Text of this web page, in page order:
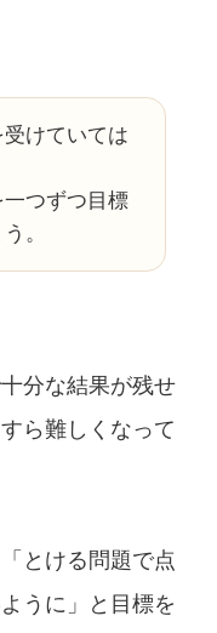
けていては
つずつ目標
。
分な結果が残せ
ら難しくなって
とける問題で点
うに」と目標を